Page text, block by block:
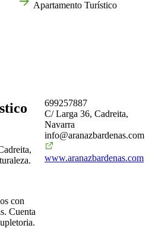
Apartamento Turístico
con
Cuenta
699257887
C/ Larga 36, Cadreita,
Navarra
info@aranazbardenas.com
www.aranazbardenas.com